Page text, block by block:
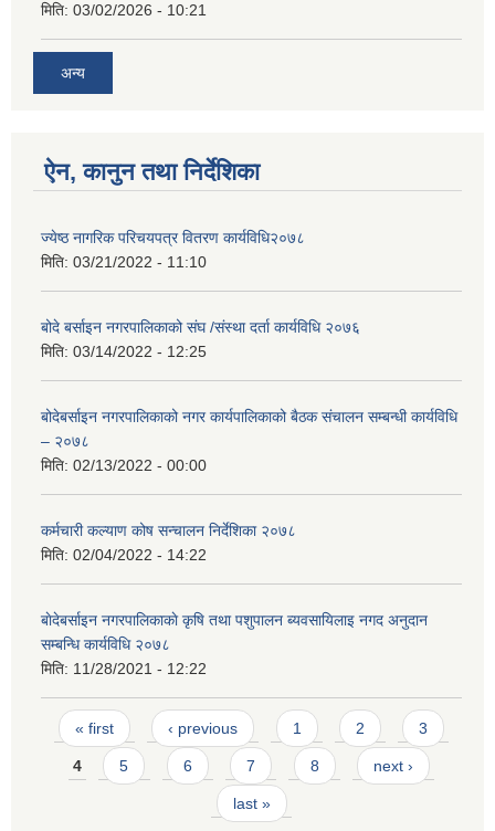
मिति: 03/02/2026 - 10:21
अन्य
ऐन, कानुन तथा निर्देशिका
ज्येष्ठ नागरिक परिचयपत्र वितरण कार्यविधि२०७८
मिति: 03/21/2022 - 11:10
बोदे बर्साइन नगरपालिकाको संघ /संस्था दर्ता कार्यविधि २०७६
मिति: 03/14/2022 - 12:25
बोदेबर्साइन नगरपालिकाको नगर कार्यपालिकाको बैठक संचालन सम्बन्धी कार्यविधि
– २०७८
मिति: 02/13/2022 - 00:00
कर्मचारी कल्याण कोष सन्चालन निर्देशिका २०७८
मिति: 02/04/2022 - 14:22
बाेदेबर्साइन नगरपालिकाकाे कृषि तथा पशुपालन ब्यवसायिलाइ नगद अनुदान
सम्बन्धि कार्यविधि २०७८
मिति: 11/28/2021 - 12:22
Pages
« first ‹ previous 1 2 3
4 5 6 7 8 next ›
last »